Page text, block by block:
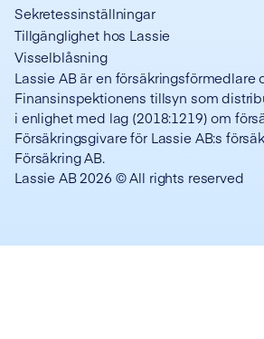
Sekretessinställningar
Tillgänglighet hos Lassie
Visselblåsning
Lassie AB är en försäkringsförmedlare
Finansinspektionens tillsyn som
i enlighet med lag (2018:1219) om
Försäkringsgivare för Lassie AB:s
Försäkring AB.
Lassie AB 2026 © All rights reserved